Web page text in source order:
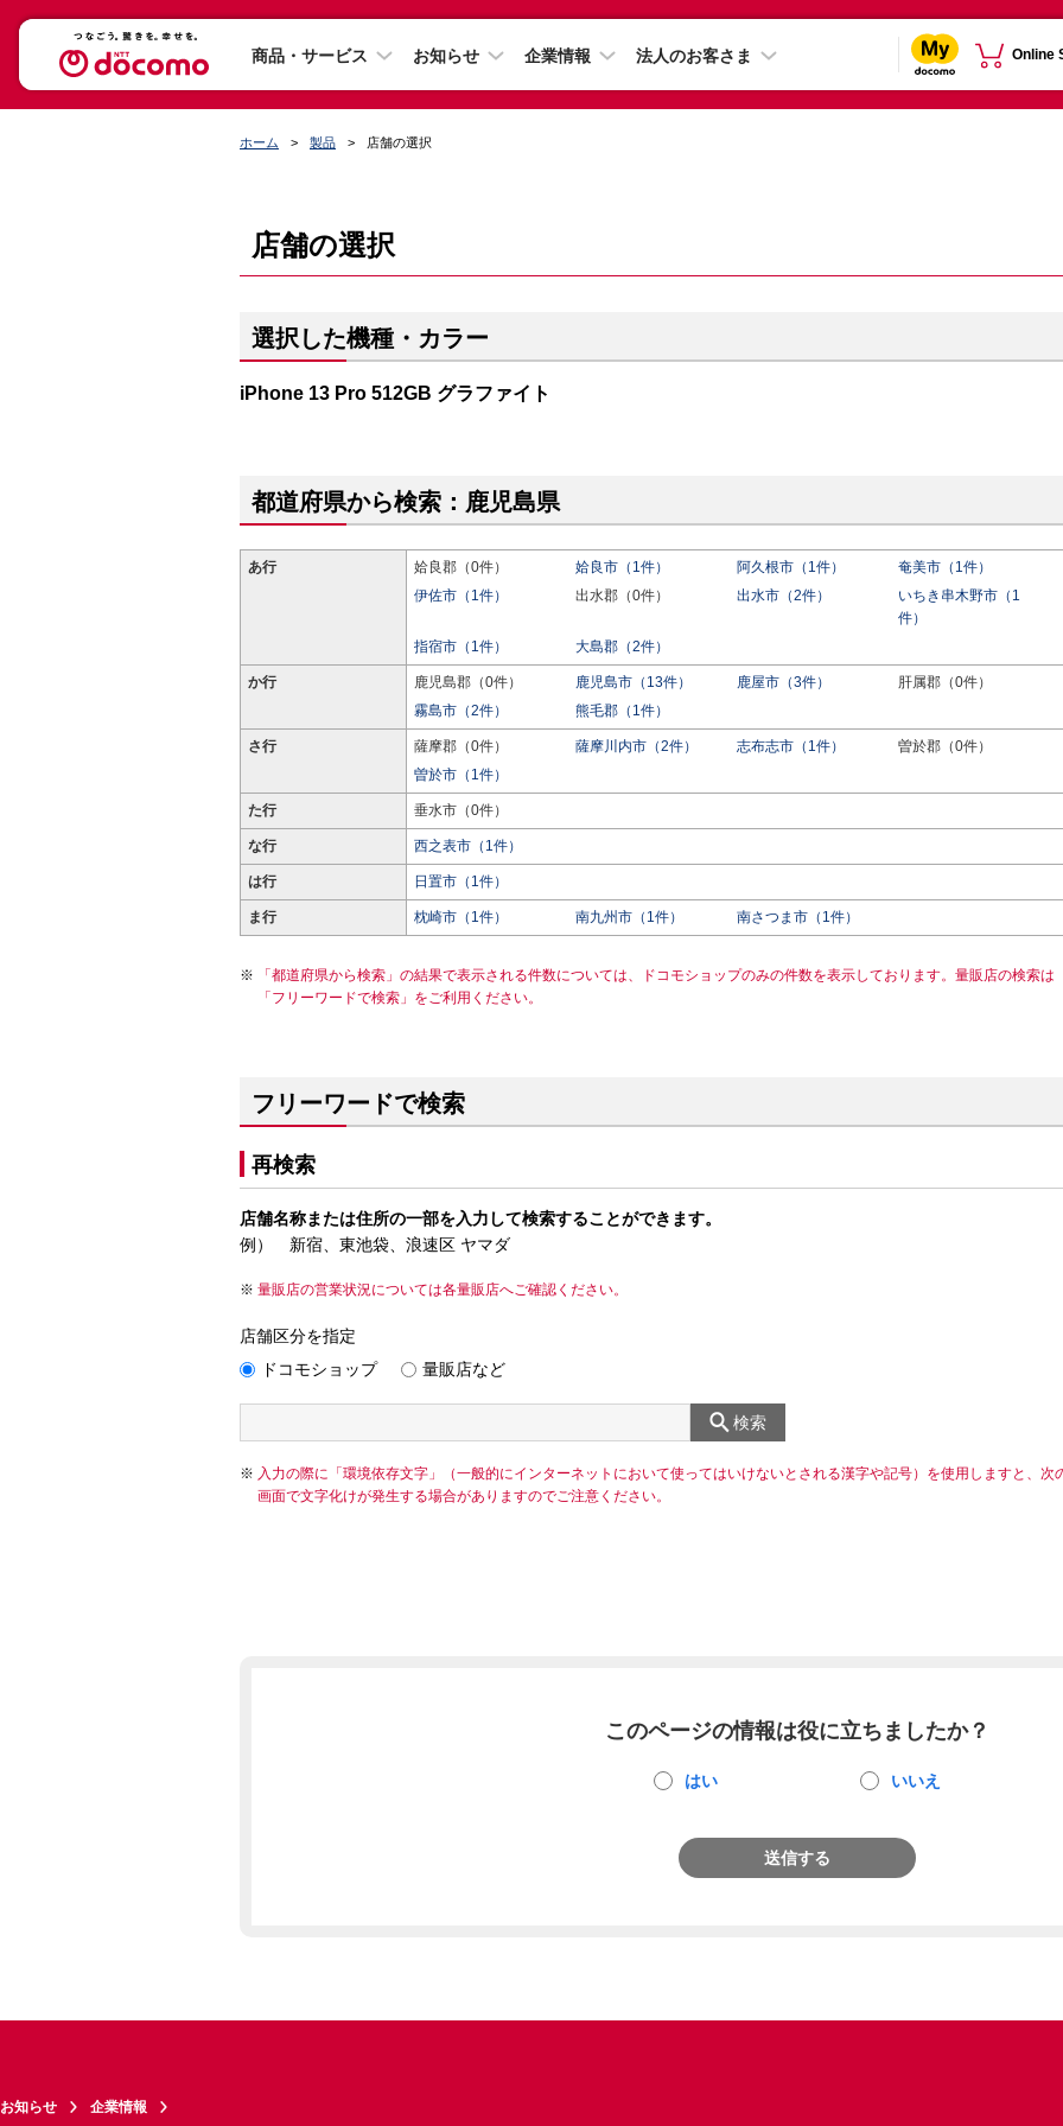
商品・サービス お知らせ 企業情報 法人のお客さま Online
ホーム 製品 店舗の選択
店舗の選択
選択した機種・カラー
iPhone 13 Pro 512GB グラファイト
都道府県から検索：鹿児島県
あ行 姶良郡（0件） 姶良市（1件） 阿久根市（1件）
奄美市（1件）
伊佐市（1件）
出水郡（0件） 出水市（2件）
いちき串木野市（1
件）
指宿市（1件）
大島郡（2件）
か行 鹿児島郡（0件） 鹿児島市（13件） 鹿屋市（3件）
肝属郡（0件）
霧島市（2件）
熊毛郡（1件）
さ行 薩摩郡（0件） 薩摩川内市（2件） 志布志市（1件）
曽於郡（0件）
曽於市（1件）
た行 垂水市（0件）
な行 西之表市（1件）
は行 日置市（1件）
ま行 枕崎市（1件） 南九州市（1件） 南さつま市（1件）
「都道府県から検索」の結果で表示される件数については、ドコモショップのみの件数を表示しております。量販店の検索は
「フリーワードで検索」をご利用ください。
フリーワードで検索
再検索
店舗名称または住所の一部を入力して検索することができます。
例） 新宿、東池袋、浪速区 ヤマダ
量販店の営業状況については各量販店へご確認ください。
店舗区分を指定
ドコモショップ
量販店など
検索
入力の際に「環境依存文字」（一般的にインターネットにおいて使ってはいけないとされる漢字や記号）を使用しますと、次
画面で文字化けが発生する場合がありますのでご注意ください。
このページの情報は役に立ちましたか？
はい いいえ
送信する
お知らせ 企業情報